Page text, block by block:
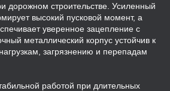
дорожном строительстве. Усиленный
высокий пусковой момент, а
уверенное зацепление с
металлический корпус устойчив к
загрязнению и перепадам
работой при длительных